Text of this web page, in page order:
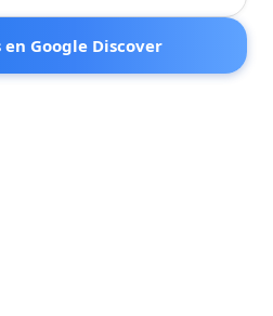
en Google Discover